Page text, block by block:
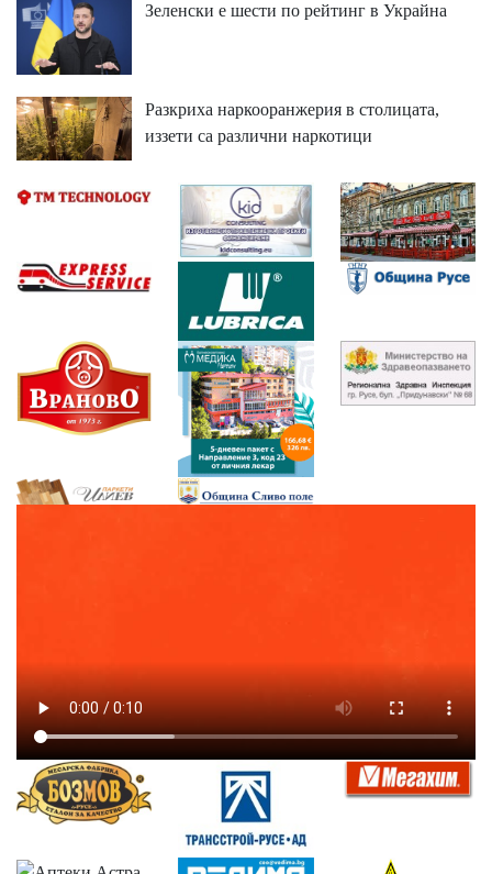
Зеленски е шести по рейтинг в Украйна
Разкриха наркооранжерия в столицата,
иззети са различни наркотици